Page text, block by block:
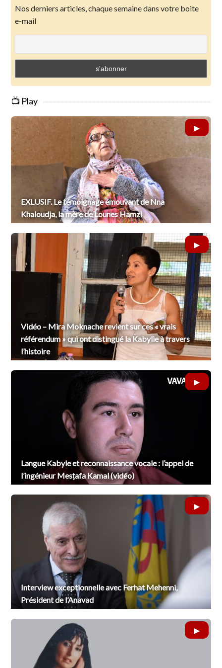
Nos derniers articles, chaque semaine dans votre boite
e-mail
📺 Play
EXLUSIF. Le témoignage émouvant de Nna
Khaloudja, la mère de Lounes Hamzi
Vidéo – Mira Moknache revient sur ces « vrais
référendum » qui ont distingué la Kabylie à travers
l’histoire
Langue Kabyle et reconnaissance vocale : l’appel de
l’ingénieur Mesṭafa Kamal (vidéo)
Interview exceptionnelle avec Ferhat Mehenni,
Président de l’Anavad